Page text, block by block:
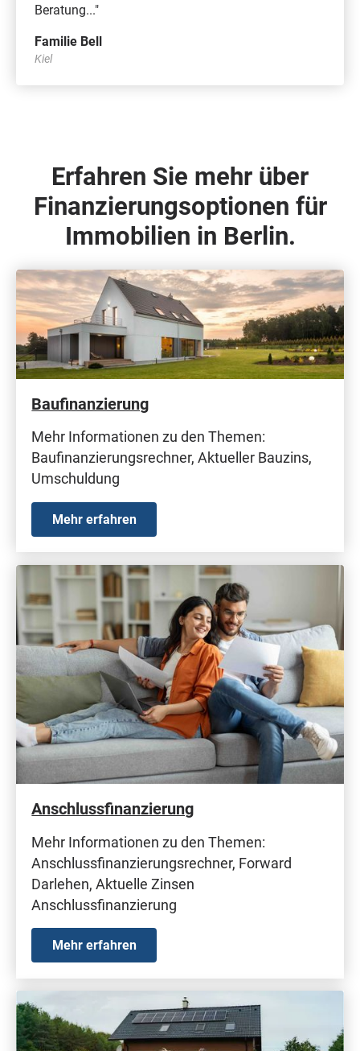
Beratung..."
Familie Bell
Kiel
Erfahren Sie mehr über
Finanzierungsoptionen für
Immobilien in Berlin.
Baufinanzierung
Mehr Informationen zu den Themen:
Baufinanzierungsrechner, Aktueller Bauzins,
Umschuldung
Mehr erfahren
Anschlussfinanzierung
Mehr Informationen zu den Themen:
Anschlussfinanzierungsrechner, Forward
Darlehen, Aktuelle Zinsen
Anschlussfinanzierung
Mehr erfahren